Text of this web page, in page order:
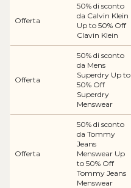
Offerta
50% di sconto
da Calvin Klein
Up to 50% Off
Clavin Klein
Offerta
50% di sconto
da Mens
Superdry Up to
50% Off
Superdry
Menswear
Offerta
50% di sconto
da Tommy
Jeans
Menswear Up
to 50% Off
Tommy Jeans
Menswear